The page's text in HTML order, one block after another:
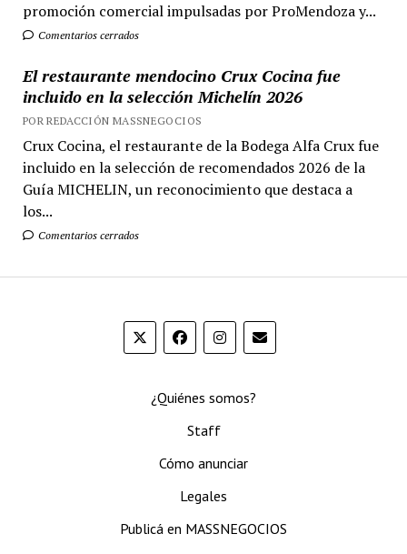
promoción comercial impulsadas por ProMendoza y...
Comentarios cerrados
El restaurante mendocino Crux Cocina fue
incluido en la selección Michelín 2026
POR REDACCIÓN MASSNEGOCIOS
Crux Cocina, el restaurante de la Bodega Alfa Crux fue
incluido en la selección de recomendados 2026 de la
Guía MICHELIN, un reconocimiento que destaca a
los...
Comentarios cerrados
¿Quiénes somos?
Staff
Cómo anunciar
Legales
Publicá en MASSNEGOCIOS